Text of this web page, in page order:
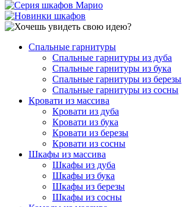
Спальные гарнитуры
Спальные гарнитуры из дуба
Спальные гарнитуры из бука
Спальные гарнитуры из березы
Спальные гарнитуры из сосны
Кровати из массива
Кровати из дуба
Кровати из бука
Кровати из березы
Кровати из сосны
Шкафы из массива
Шкафы из дуба
Шкафы из бука
Шкафы из березы
Шкафы из сосны